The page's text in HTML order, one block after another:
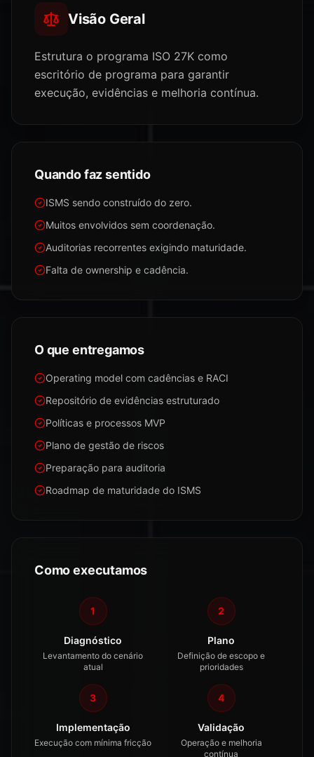
Visão Geral
Estrutura o programa ISO 27K como
escritório de programa para garantir
execução, evidências e melhoria contínua.
Quando faz sentido
ISMS sendo construído do zero.
Muitos envolvidos sem coordenação.
Auditorias recorrentes exigindo maturidade.
Falta de ownership e cadência.
O que entregamos
Operating model com cadências e RACI
Repositório de evidências estruturado
Políticas e processos MVP
Plano de gestão de riscos
Preparação para auditoria
Roadmap de maturidade do ISMS
Como executamos
1
Diagnóstico
Levantamento do cenário
atual
2
Plano
Definição de escopo e
prioridades
3
Implementação
Execução com mínima fricção
4
Validação
Operação e melhoria
contínua